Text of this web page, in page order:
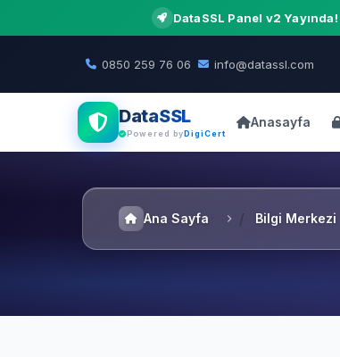
DataSSL Panel v2 Yayında!
0850 259 76 06 info@datassl.com
DataSSL
Powered byDigiCert
Anasayfa
Ana Sayfa Bilgi Merkezi